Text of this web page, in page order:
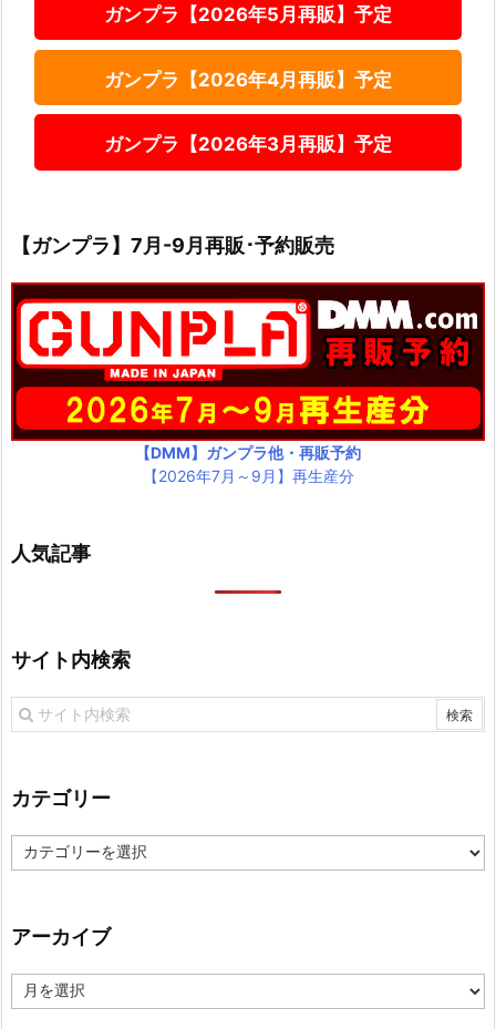
ガンプラ【2026年5月再販】予定
ガンプラ【2026年4月再販】予定
ガンプラ【2026年3月再販】予定
【ガンプラ】7月-9月再販･予約販売
【DMM】ガンプラ他・再販予約
【2026年7月～9月】再生産分
人気記事
サイト内検索
カテゴリー
カ
テ
ー
アーカイブ
ー